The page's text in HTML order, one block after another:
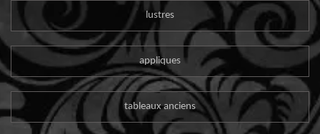
lustres
appliques
tableaux anciens